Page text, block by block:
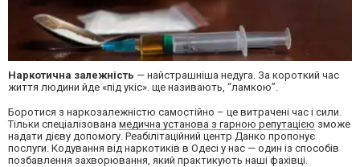
Наркотична залежність — найстрашніша недуга. За короткий час
життя людини йде «під укіс». ще називають, “ламкою”.
Боротися з наркозалежністю самостійно – це витрачені час і сили.
Тільки спеціалізована медична установа з гарною репутацією зможе
надати дієву допомогу. Реабілітаційний центр Данко пропонує
послуги. Кодування від наркотиків в Одесі у нас — один із способів
позбавлення захворювання, який практикують наші фахівці.